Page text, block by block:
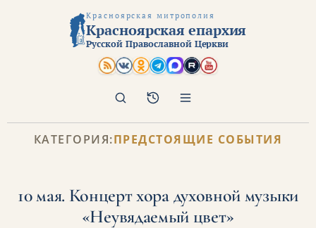
Красноярская митрополия
Красноярская епархия
Русской Православной Церкви
Архив
Поиск
КАТЕГОРИЯ:ПРЕДСТОЯЩИЕ СОБЫТИЯ
10 мая. Концерт хора духовной музыки
«Неувядаемый цвет»